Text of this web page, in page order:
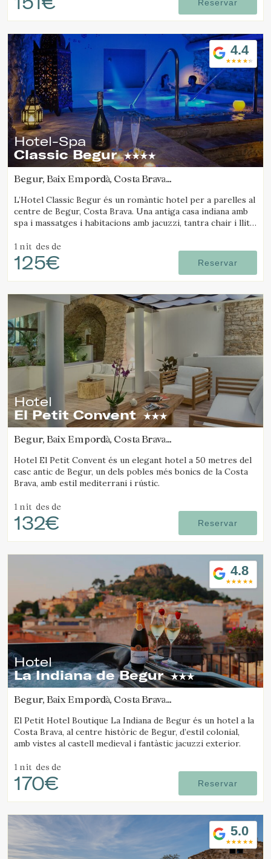
Reservar
4.4
Hotel-Spa
Classic Begur
Begur, Baix Empordà, Costa Brava
L’Hotel Classic Begur és un romàntic hotel per a parelles al
centre de Begur, Costa Brava. Una antiga casa indiana amb
spa i massatges i habitacions amb jacuzzi, tantra chair i llit
1 nit des de
125€ Reservar
Hotel
El Petit Convent
Begur, Baix Empordà, Costa Brava
Hotel El Petit Convent és un elegant hotel a 50 metres del
casc antic de Begur, un dels pobles més bonics de la Costa
Brava, amb estil mediterrani i rústic.
1 nit des de
132€ Reservar
4.8
Hotel
La Indiana de Begur
Begur, Baix Empordà, Costa Brava
El Petit Hotel Boutique La Indiana de Begur és un hotel a la
Costa Brava, al centre històric de Begur, d’estil colonial,
amb vistes al castell medieval i fantàstic jacuzzi exterior.
1 nit des de
170€ Reservar
5.0